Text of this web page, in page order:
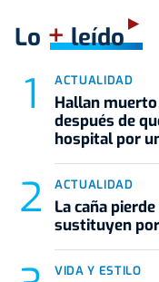
Lo +leído
ACTUALIDAD
Hallan
después de
hospital por
ACTUALIDAD
La caña
sustituyen
VIDA Y ESTILO